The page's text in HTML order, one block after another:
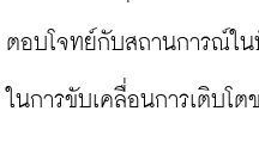
ตอบโจทย์กับสถานการณ์ใ
ในการขับเคลื่อนการเติบโ